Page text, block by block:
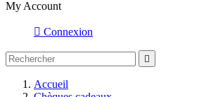
My Account
 Connexion

Accueil